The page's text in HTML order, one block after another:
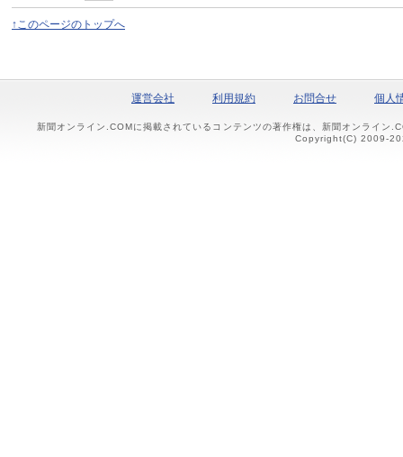
↑このページのトップへ
運営会社 利用規約 お問合せ 個人
新聞オンライン.COMに掲載されているコンテンツの著作権は、新聞オンライン
Copyright(C) 2009-